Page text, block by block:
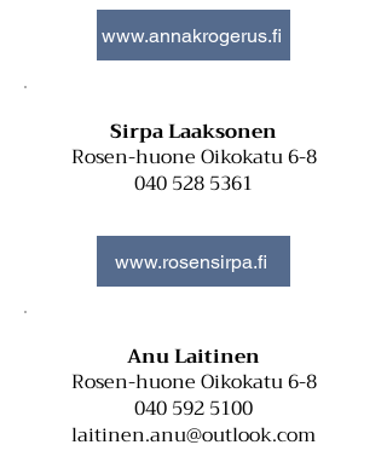
www.annakrogerus.fi
Sirpa Laaksonen
Rosen-huone Oikokatu 6-8
040 528 5361
www.rosensirpa.fi
Anu Laitinen
Rosen-huone Oikokatu 6-8
040 592 5100
laitinen.anu@outlook.com